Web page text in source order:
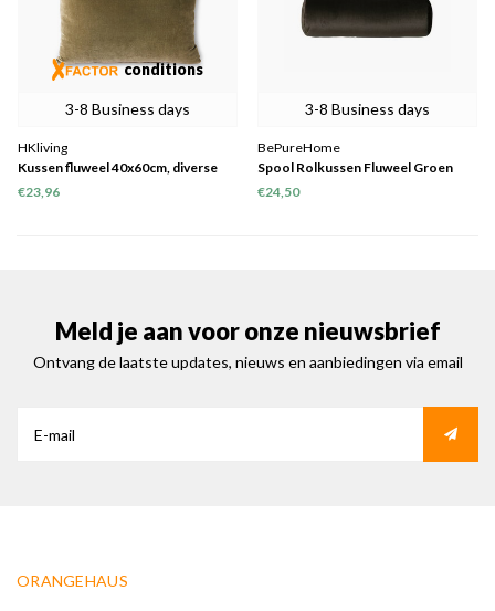
3-8 Business days
conditions
HKliving
Kussen fluweel 40x60cm, diverse
kleuren
€23,96
3-8 Business days
BePureHome
Spool Rolkussen Fluweel Groen
€24,50
Meld je aan voor onze nieuwsbrief
Ontvang de laatste updates, nieuws en aanbiedingen via email
ORANGEHAUS